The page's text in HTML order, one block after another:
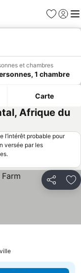
Favoris
Se
et chambres
1 chambre
Carte
Afrique du
l’intérêt probable pour
versée par les
Partager